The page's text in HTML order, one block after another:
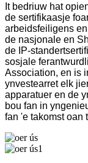
It bedriuw hat
de sertifikaasje
arbeidsfeiligens
de nasjonale en
de IP-
sosjale
Association, en is
ynvestearret elk
apparatuer en de
bou fan in
fan 'e takomst oan